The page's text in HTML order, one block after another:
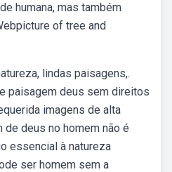
humana, mas também
of tree and
lindas paisagens,.
paisagem deus sem direitos
imagens de alta
de deus no homem não é
essencial à natureza
ser homem sem a